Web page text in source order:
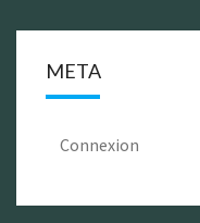
META
Connexion